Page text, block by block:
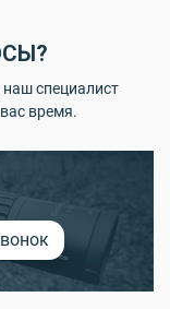
специалист
время.